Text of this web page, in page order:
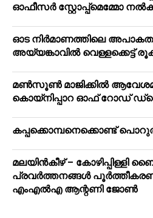
ഓഫീസർ സ്റ്റോപ്പ്മെമ്മോ
ഓട നിർമാണത്തിലെ
അയ്യങ്കാവിൽ വെള്ളക്കെട്ട്
മൺസൂൺ മാജിക്കിൽ
കൊയ്‌നിപ്പാറ ഓഫ് റോഡ്
കപ്പക്കൊമ്പനെക്കൊണ്ട്
മലയിന്‍കീഴ് – കോഴിപ്പിള്ളി
പ്രവര്‍ത്തനങ്ങള്‍
എംഎല്‍എ ആന്റണി ജോണ്‍